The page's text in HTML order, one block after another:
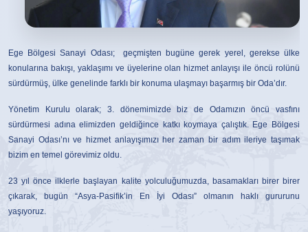
Ege Bölgesi Sanayi Odası; geçmişten bugüne gerek yerel, gerekse ülke
konularına bakışı, yaklaşımı ve üyelerine olan hizmet anlayışı ile öncü rolünü
sürdürmüş, ülke genelinde farklı bir konuma ulaşmayı başarmış bir Oda’dır.
Yönetim Kurulu olarak; 3. dönemimizde biz de Odamızın öncü vasfını
sürdürmesi adına elimizden geldiğince katkı koymaya çalıştık. Ege Bölgesi
Sanayi Odası’nı ve hizmet anlayışımızı her zaman bir adım ileriye taşımak
bizim en temel görevimiz oldu.
23 yıl önce ilklerle başlayan kalite yolculuğumuzda, basamakları birer birer
çıkarak, bugün “Asya-Pasifik’in En İyi Odası” olmanın haklı gururunu
yaşıyoruz.